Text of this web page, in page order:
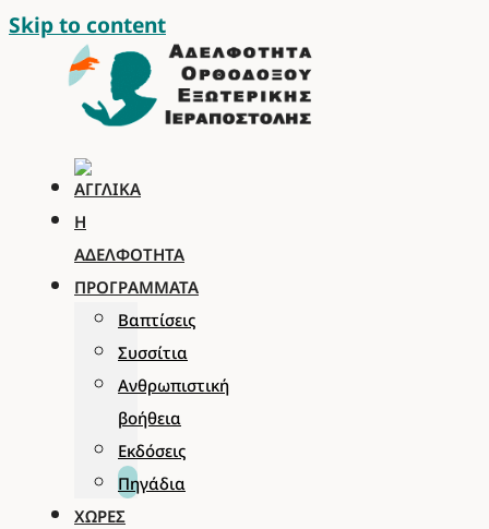
Skip to content
Η
ΑΔΕΛΦΌΤΗΤΑ
ΠΡΟΓΡΆΜΜΑΤΑ
Βαπτίσεις
Συσσίτια
Ανθρωπιστική
βοήθεια
Εκδόσεις
Πηγάδια
ΧΏΡΕΣ